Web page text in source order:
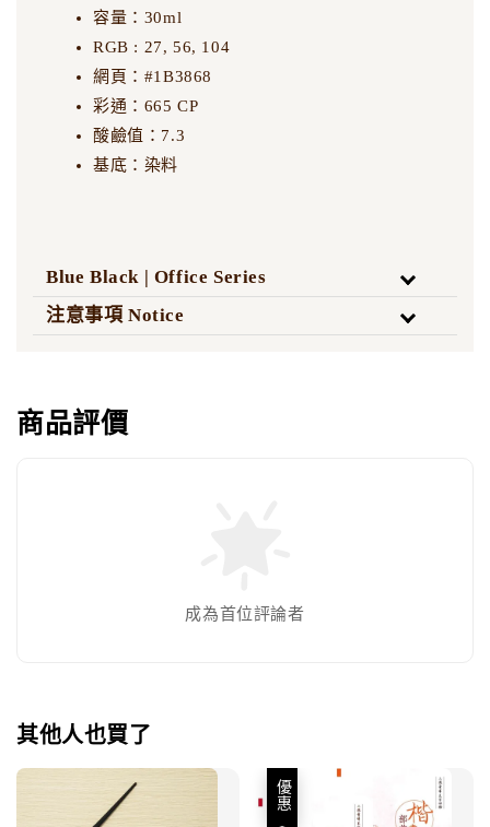
容量：30ml
RGB : 27, 56, 104
網頁：#1B3868
彩通：665 CP
酸鹼值：7.3
基底：染料
Blue Black | Office Series
注意事項 Notice
商品評價
成為首位評論者
其他人也買了
優惠